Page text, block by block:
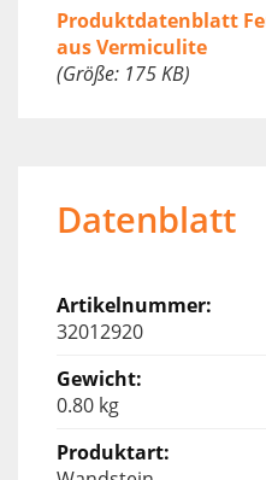
Produktdatenblatt
aus Vermiculite
(Größe: 175 KB)
Datenblatt
32012920
0.80 kg